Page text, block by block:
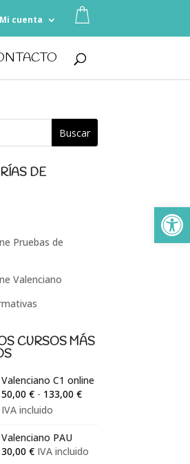
Mi cuenta
DE
Pruebas de
Valenciano
CURSOS MÁS
Valenciano C1 online
50,00 € - 133,00 €Rango
50,00 €
IVA incluido
Valenciano PAU
30,00 € IVA incluido